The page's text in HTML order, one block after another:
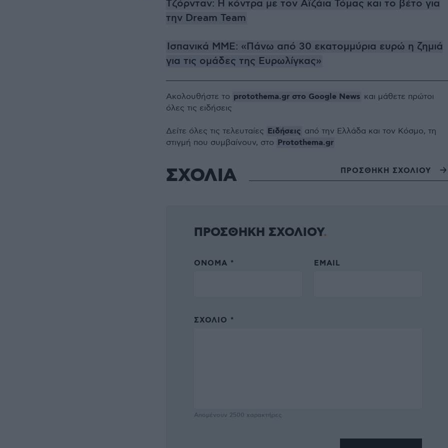
Τζόρνταν: Η κόντρα με τον Αϊζάια Τόμας και το βέτο για
την Dream Team
Ισπανικά ΜΜΕ: «Πάνω από 30 εκατομμύρια ευρώ η ζημιά
για τις ομάδες της Ευρωλίγκας»
Ακολουθήστε το protothema.gr στο Google News και μάθετε πρώτοι
όλες τις ειδήσεις
Δείτε όλες τις τελευταίες Ειδήσεις από την Ελλάδα και τον Κόσμο, τη
στιγμή που συμβαίνουν, στο Protothema.gr
ΣΧΟΛΙΑ ΠΡΟΣΘΗΚΗ ΣΧΟΛΙΟΥ
ΠΡΟΣΘΗΚΗ ΣΧΟΛΙΟΥ
ΌΝΟΜΑ * EMAIL
ΣΧΌΛΙΟ *
Απομένουν 2500 χαρακτήρες